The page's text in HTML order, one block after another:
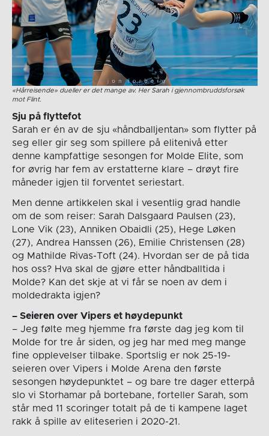
«Hårreisende» dueller er det mange av. Her Sarah i gjennombruddsforsøk
mot Flint.
Sju på flyttefot
Sarah er én av de sju «håndballjentan» som flytter på
seg eller gir seg som spillere på elitenivå etter
denne kampfattige sesongen for Molde Elite, som
for øvrig har fem av erstatterne klare – drøyt fire
måneder igjen til forventet seriestart.
Men denne artikkelen skal i vesentlig grad handle
om de som reiser: Sarah Dalsgaard Paulsen (23),
Lone Vik (23), Anniken Obaidli (25), Hege Løken
(27), Andrea Hanssen (26), Emilie Christensen (28)
og Mathilde Rivas-Toft (24). Hvordan ser de på tida
hos oss? Hva skal de gjøre etter håndballtida i
Molde? Kan det skje at vi får se noen av dem i
moldedrakta igjen?
– Seieren over Vipers et høydepunkt
– Jeg følte meg hjemme fra første dag jeg kom til
Molde for tre år siden, og jeg har med meg mange
fine opplevelser tilbake. Sportslig er nok 25-19-
seieren over Vipers i Molde Arena den første
sesongen høydepunktet – og bare tre dager etterpå
slo vi Storhamar på bortebane, forteller Sarah, som
står med 11 scoringer totalt på de ti kampene laget
rakk å spille av eliteserien i 2020-21.